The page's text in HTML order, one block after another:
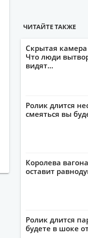
ЧИТАЙТЕ ТАКЖЕ
Скрытая
Что люди
видят...
Ролик длится
смеяться вы
Королева
оставит
Ролик длится
будете в шоке